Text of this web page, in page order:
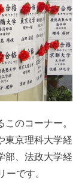
のコーナー。
東京理科大学経
部、法政大学経
ーです。